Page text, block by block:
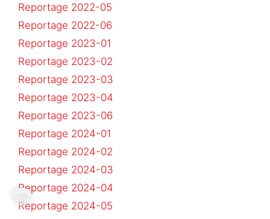
Reportage 2022-05
Reportage 2022-06
Reportage 2023-01
Reportage 2023-02
Reportage 2023-03
Reportage 2023-04
Reportage 2023-06
Reportage 2024-01
Reportage 2024-02
Reportage 2024-03
Reportage 2024-04
Reportage 2024-05